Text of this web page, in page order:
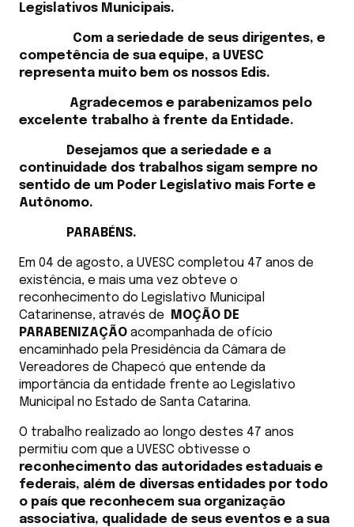
Legislativos Municipais.
Com a seriedade de seus dirigentes, e
competência de sua equipe, a UVESC
representa muito bem os nossos Edis.
Agradecemos e parabenizamos pelo
excelente trabalho à frente da Entidade.
Desejamos que a seriedade e a
continuidade dos trabalhos sigam sempre no
sentido de um Poder Legislativo mais Forte e
Autônomo.
PARABÉNS.
Em 04 de agosto, a UVESC completou 47 anos de
existência, e mais uma vez obteve o
reconhecimento do Legislativo Municipal
Catarinense, através de
MOÇÃO DE
PARABENIZAÇÃO acompanhada de ofício
encaminhado pela Presidência da Câmara de
Vereadores de Chapecó que entende da
importância da entidade frente ao Legislativo
Municipal no Estado de Santa Catarina.
O trabalho realizado ao longo destes 47 anos
permitiu com que a UVESC obtivesse o
reconhecimento das autoridades estaduais e
federais, além de diversas entidades por todo
o país que reconhecem sua organização
associativa, qualidade de seus eventos e a sua